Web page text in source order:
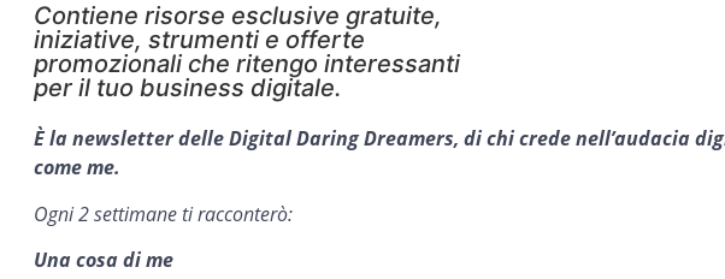
Contiene risorse esclusive gratuite,
iniziative, strumenti e offerte
promozionali che ritengo interessanti
per il tuo business digitale.
È la newsletter delle Digital Daring Dreamers, di chi crede nell’audacia
come me.
Ogni 2 settimane ti racconterò:
Una cosa di me